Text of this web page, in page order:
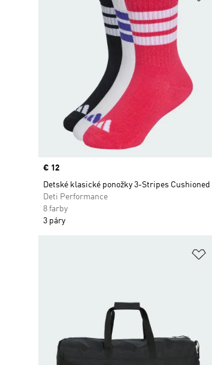
Price
€ 12
Detské klasické ponožky 3-Stripes Cushioned
Deti Performance
8 farby
3 páry